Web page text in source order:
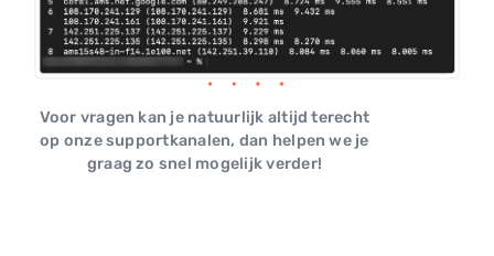
Voor vragen kan je natuurlijk altijd terecht
op onze supportkanalen, dan helpen we je
graag zo snel mogelijk verder!